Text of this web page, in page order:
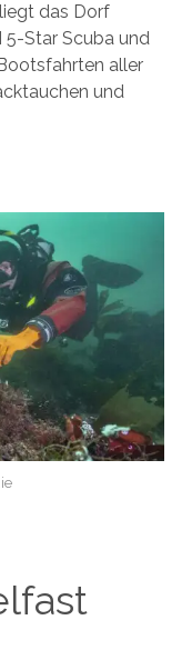
das Dorf
5-Star Scuba und
aller
und